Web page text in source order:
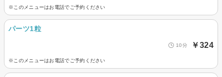
※このメニューはお電話でご予約ください
パーツ1粒
10分 ￥324
※このメニューはお電話でご予約ください